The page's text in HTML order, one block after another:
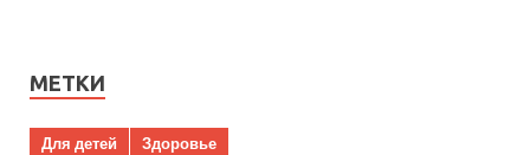
МЕТКИ
Для детей
Здоровье